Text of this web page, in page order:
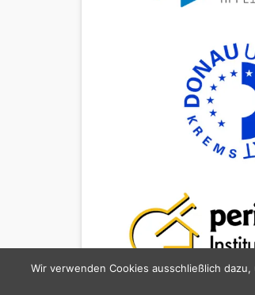
Wir verwenden Cookies ausschließlich